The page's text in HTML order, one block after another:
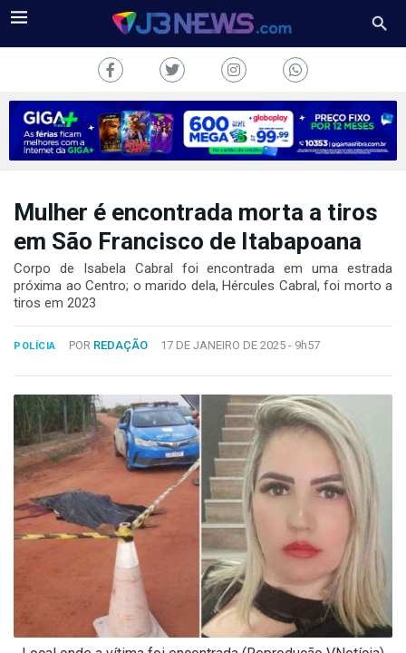
J3NEWS
COLUNAS
FALE
CONOSCO
Copyright
2024
Desenvolvido
por
Hesea
Tecnologia
Sistemas
Mulher é encontrada morta a tiros
em São Francisco de Itabapoana
Corpo de Isabela Cabral foi encontrada em uma estrada
próxima ao Centro; o marido dela, Hércules Cabral, foi morto a
tiros em 2023
POLÍCIA POR REDAÇÃO 17 DE JANEIRO DE 2025 - 9h57